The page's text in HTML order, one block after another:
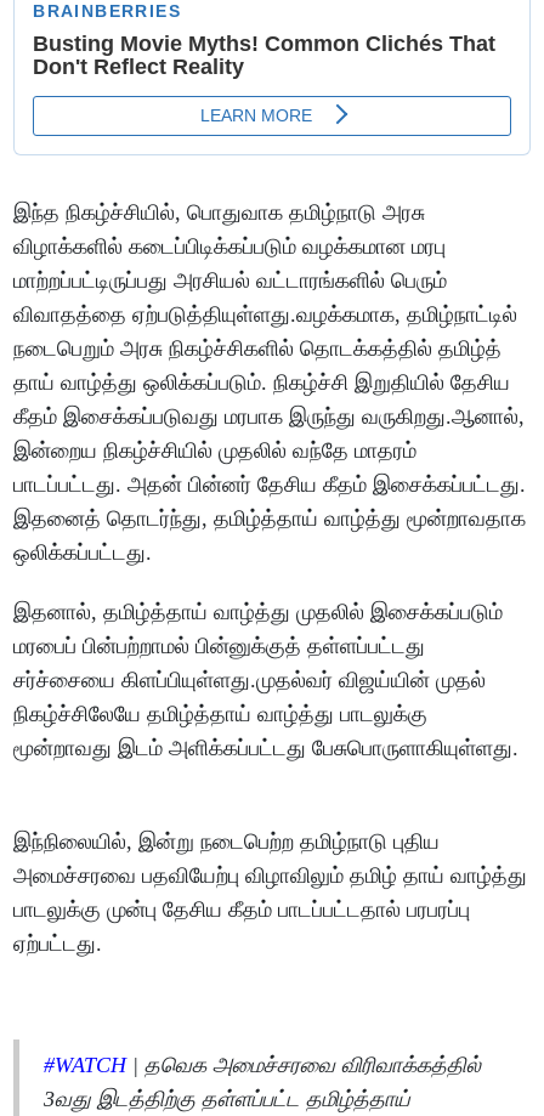
இந்த நிகழ்ச்சியில், பொதுவாக தமிழ்நாடு அரசு
விழாக்களில் கடைப்பிடிக்கப்படும் வழக்கமான மரபு
மாற்றப்பட்டிருப்பது அரசியல் வட்டாரங்களில் பெரும்
விவாதத்தை ஏற்படுத்தியுள்ளது.வழக்கமாக, தமிழ்நாட்டில்
நடைபெறும் அரசு நிகழ்ச்சிகளில் தொடக்கத்தில் தமிழ்த்
தாய் வாழ்த்து ஒலிக்கப்படும். நிகழ்ச்சி இறுதியில் தேசிய
கீதம் இசைக்கப்படுவது மரபாக இருந்து வருகிறது.ஆனால்,
இன்றைய நிகழ்ச்சியில் முதலில் வந்தே மாதரம்
பாடப்பட்டது. அதன் பின்னர் தேசிய கீதம் இசைக்கப்பட்டது.
இதனைத் தொடர்ந்து, தமிழ்த்தாய் வாழ்த்து மூன்றாவதாக
ஒலிக்கப்பட்டது.
இதனால், தமிழ்த்தாய் வாழ்த்து முதலில் இசைக்கப்படும்
மரபைப் பின்பற்றாமல் பின்னுக்குத் தள்ளப்பட்டது
சர்ச்சையை கிளப்பியுள்ளது.முதல்வர் விஜய்யின் முதல்
நிகழ்ச்சிலேயே தமிழ்த்தாய் வாழ்த்து பாடலுக்கு
மூன்றாவது இடம் அளிக்கப்பட்டது பேசுபொருளாகியுள்ளது.
இந்நிலையில், இன்று நடைபெற்ற தமிழ்நாடு புதிய
அமைச்சரவை பதவியேற்பு விழாவிலும் தமிழ் தாய் வாழ்த்து
பாடலுக்கு முன்பு தேசிய கீதம் பாடப்பட்டதால் பரபரப்பு
ஏற்பட்டது.
#WATCH| தவெக அமைச்சரவை விரிவாக்கத்தில்
3வது இடத்திற்கு தள்ளப்பட்ட தமிழ்த்தாய்